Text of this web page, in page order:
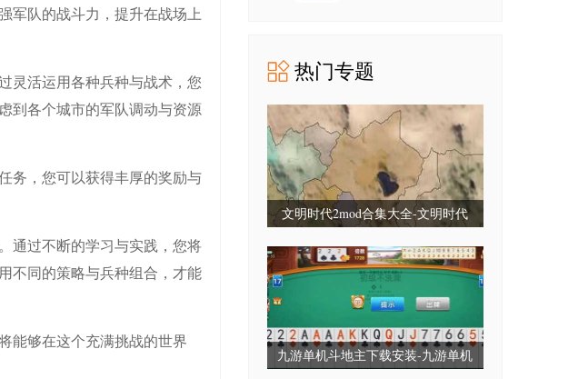
军队的战斗力，提升在战场上
灵活运用各种兵种与战术，您
到各个城市的军队调动与资源
务，您可以获得丰厚的奖励与
通过不断的学习与实践，您将
不同的策略与兵种组合，才能
能够在这个充满挑战的世界
热门专题
文明时代2mod合集大全-文明时代
整合包
九游单机斗地主下载安装-九游单机